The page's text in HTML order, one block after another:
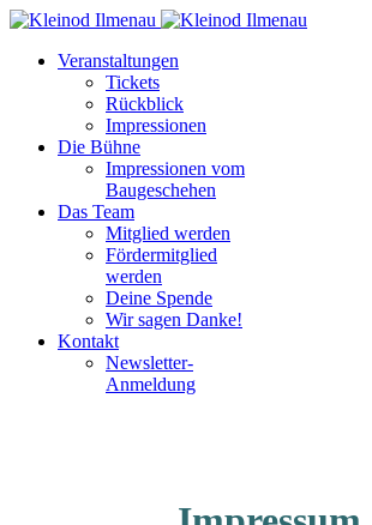
Veranstaltungen
Tickets
Rückblick
Impressionen
Die Bühne
Impressionen vom
Baugeschehen
Das Team
Mitglied werden
Fördermitglied
werden
Deine Spende
Wir sagen Danke!
Kontakt
Newsletter-
Anmeldung